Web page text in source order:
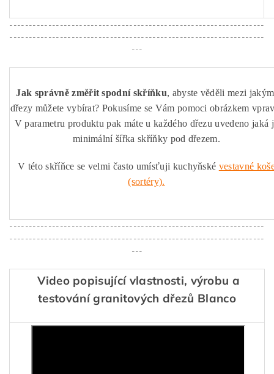
------------------------------------------------------------------
------------------------------------------------------------------
---
Jak správně změřit spodní skříňku, abyste věděli mezi
dřezy můžete vybírat? Pokusíme se Vám pomoci obrázkem
V parametru produktu pak máte u každého dřezu uvedeno jaká
minimální šířka skříňky pod dřezem.
V této skříňce se velmi často umísťuji kuchyňské vestavné
(sortéry).
------------------------------------------------------------------
------------------------------------------------------------------
---
Video popisující vlastnosti, výrobu a
testování granitových dřezů Blanco